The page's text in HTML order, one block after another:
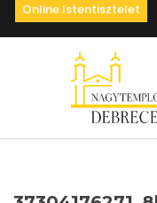
Online Istentisztelet